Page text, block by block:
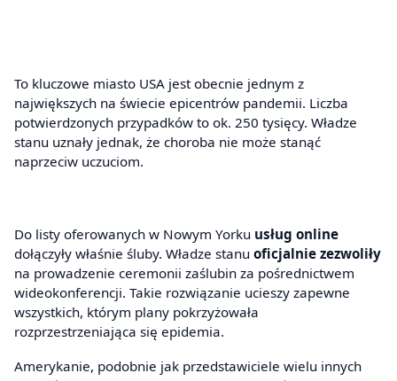
To kluczowe miasto USA jest obecnie jednym z
największych na świecie epicentrów pandemii. Liczba
potwierdzonych przypadków to ok. 250 tysięcy. Władze
stanu uznały jednak, że choroba nie może stanąć
naprzeciw uczuciom.
Do listy oferowanych w Nowym Yorku usług online
dołączyły właśnie śluby. Władze stanu oficjalnie zezwoliły
na prowadzenie ceremonii zaślubin za pośrednictwem
wideokonferencji. Takie rozwiązanie ucieszy zapewne
wszystkich, którym plany pokrzyżowała
rozprzestrzeniająca się epidemia.
Amerykanie, podobnie jak przedstawiciele wielu innych